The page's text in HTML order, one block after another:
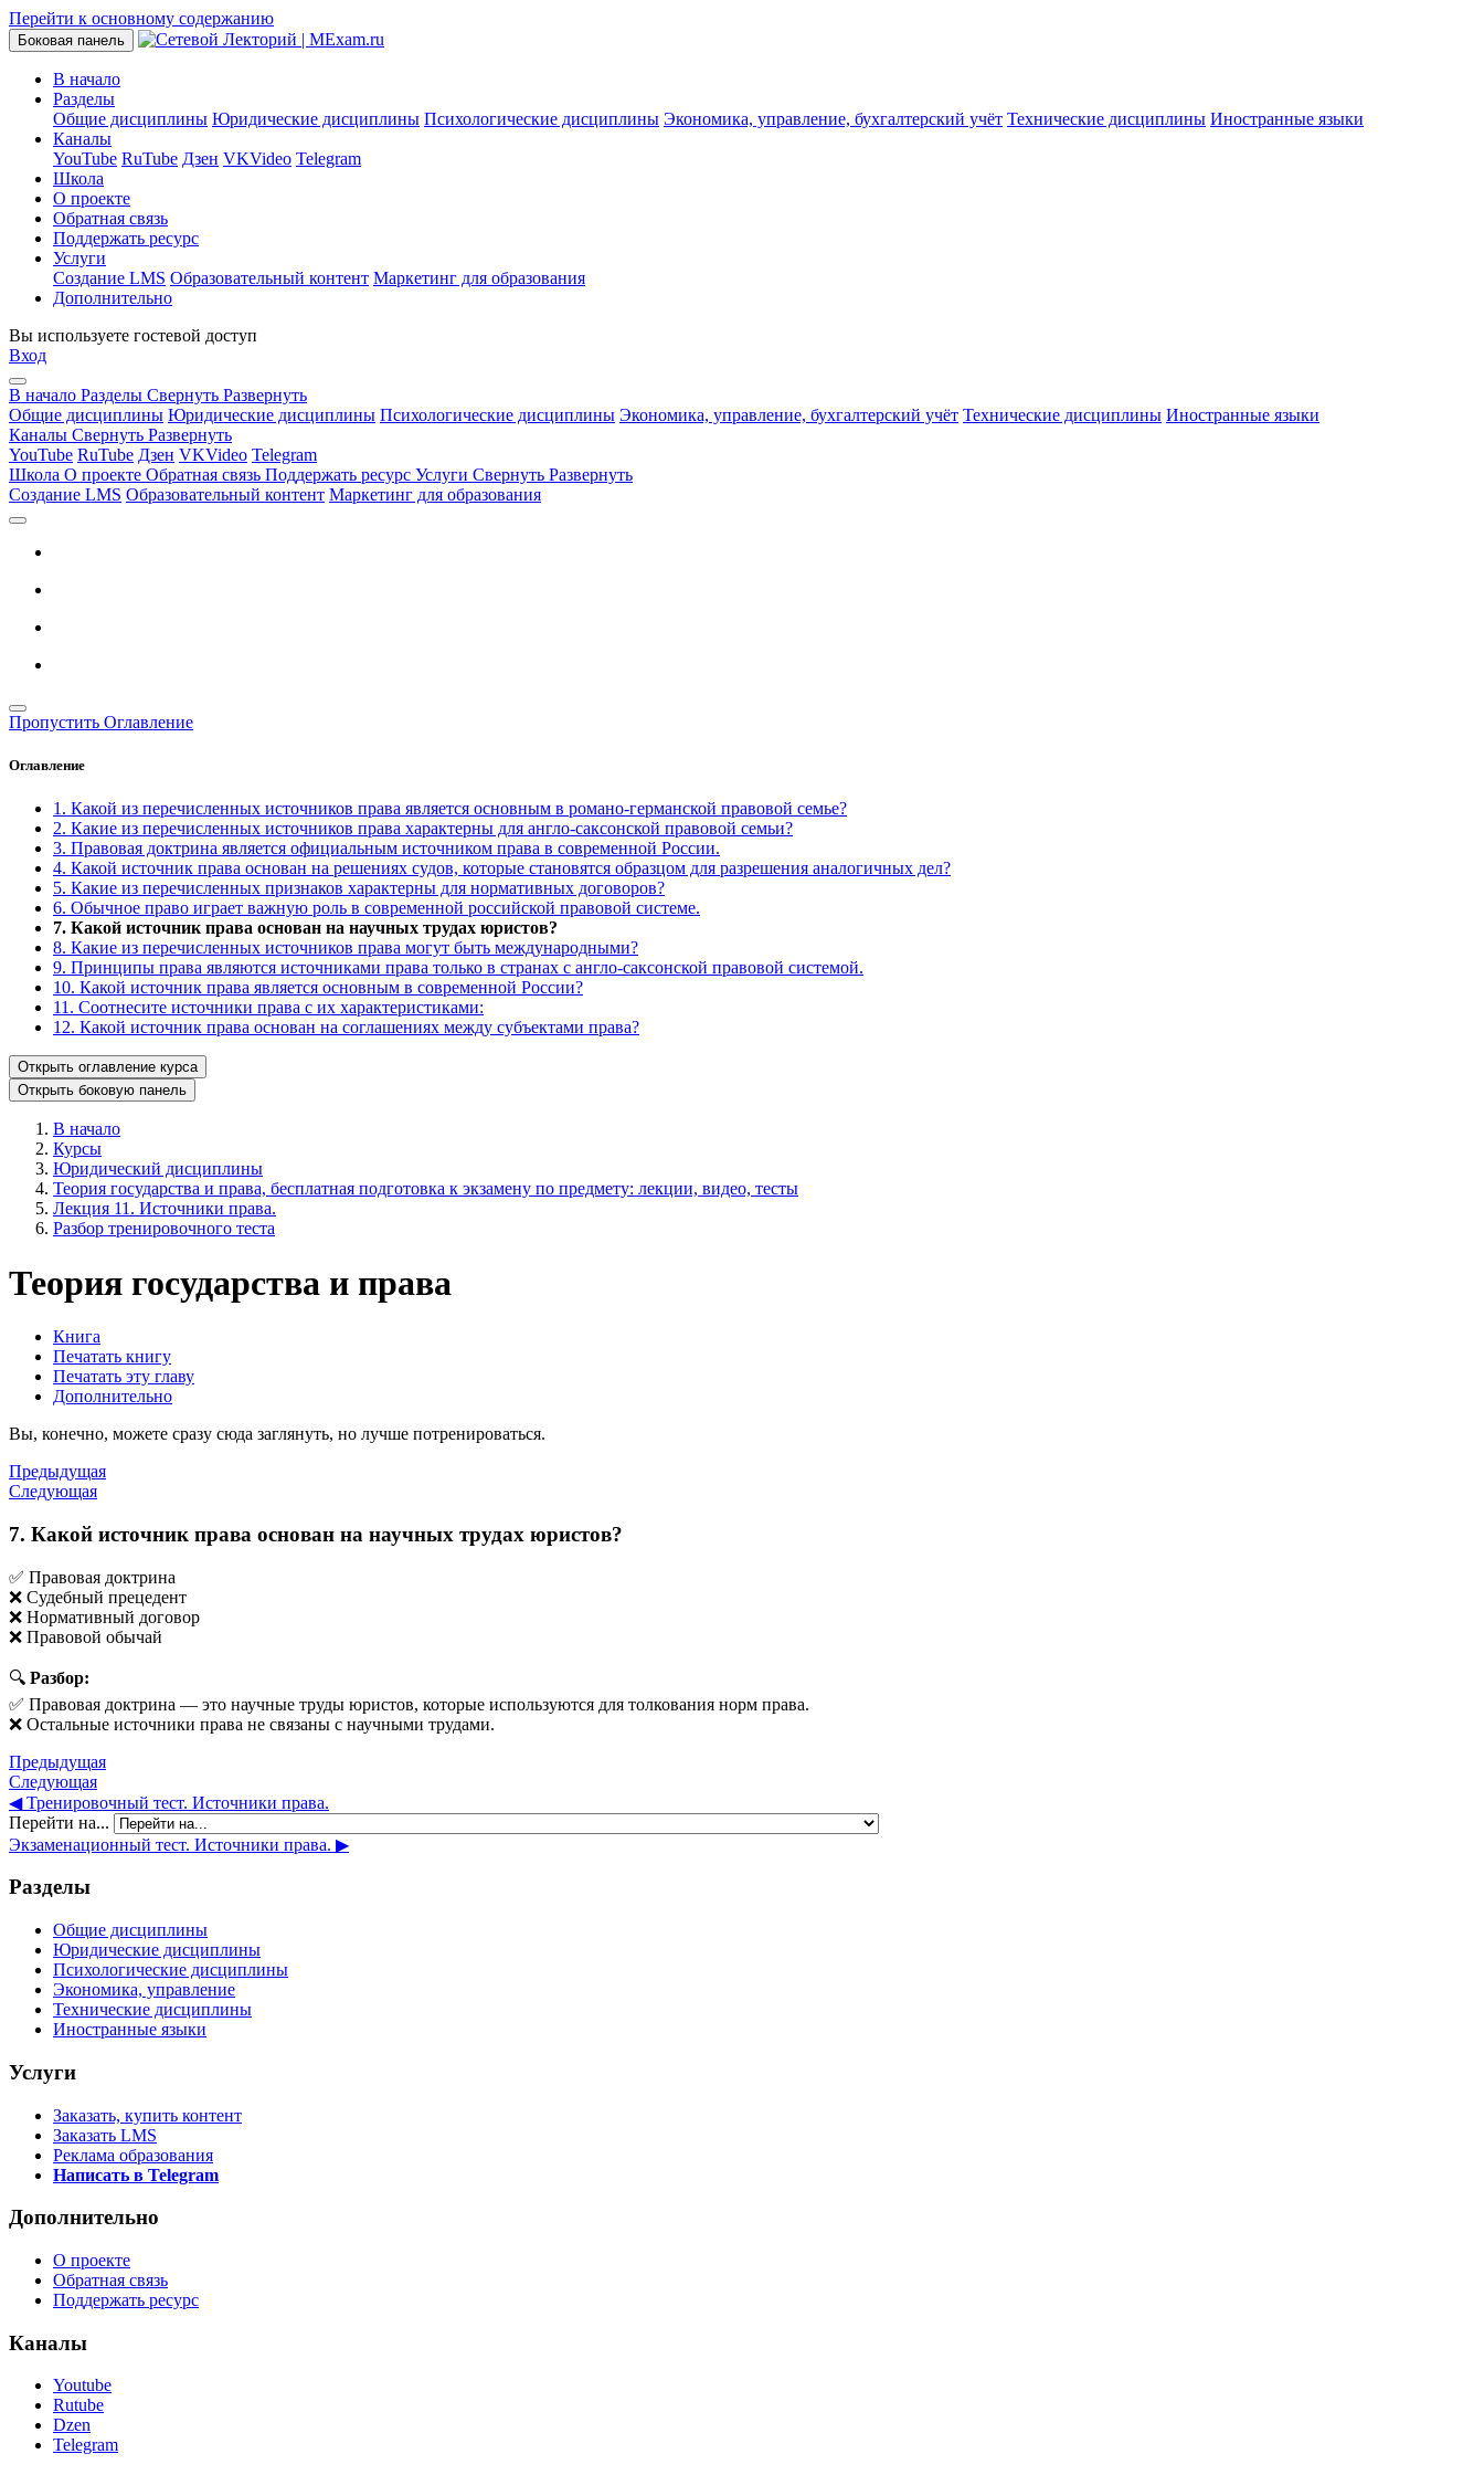
Перейти к основному содержанию
Боковая панель
В начало
Разделы
Общие дисциплины Юридические дисциплины Психологические дисциплины Экономика, управление, бухгалтерский учёт Технические дисциплины Иностранные языки
Каналы
YouTube RuTube Дзен VKVideo Telegram
Школа
О проекте
Обратная связь
Поддержать ресурс
Услуги
Создание LMS Образовательный контент Маркетинг для образования
Дополнительно
Вы используете гостевой доступ
Вход
В начало Разделы Свернуть Развернуть
Общие дисциплины Юридические дисциплины Психологические дисциплины Экономика, управление, бухгалтерский учёт Технические дисциплины Иностранные языки
Каналы Свернуть Развернуть
YouTube RuTube Дзен VKVideo Telegram
Школа О проекте Обратная связь Поддержать ресурс Услуги Свернуть Развернуть
Создание LMS Образовательный контент Маркетинг для образования
Пропустить Оглавление
Оглавление
1. Какой из перечисленных источников права является основным в романо-германской правовой семье?
2. Какие из перечисленных источников права характерны для англо-саксонской правовой семьи?
3. Правовая доктрина является официальным источником права в современной России.
4. Какой источник права основан на решениях судов, которые становятся образцом для разрешения аналогичных дел?
5. Какие из перечисленных признаков характерны для нормативных договоров?
6. Обычное право играет важную роль в современной российской правовой системе.
7. Какой источник права основан на научных трудах юристов?
8. Какие из перечисленных источников права могут быть международными?
9. Принципы права являются источниками права только в странах с англо-саксонской правовой системой.
10. Какой источник права является основным в современной России?
11. Соотнесите источники права с их характеристиками:
12. Какой источник права основан на соглашениях между субъектами права?
Открыть оглавление курса
Открыть боковую панель
В начало
Курсы
Юридический дисциплины
Теория государства и права, бесплатная подготовка к экзамену по предмету: лекции, видео, тесты
Лекция 11. Источники права.
Разбор тренировочного теста
Теория государства и права
Книга
Печатать книгу
Печатать эту главу
Дополнительно
Вы, конечно, можете сразу сюда заглянуть, но лучше потренироваться.
Предыдущая
Следующая
7. Какой источник права основан на научных трудах юристов?
✅ Правовая доктрина
❌ Судебный прецедент
❌ Нормативный договор
❌ Правовой обычай
🔍 Разбор:
✅ Правовая доктрина — это научные труды юристов, которые используются для толкования норм права.
❌ Остальные источники права не связаны с научными трудами.
Предыдущая
Следующая
◀︎ Тренировочный тест. Источники права.
Перейти на...
Экзаменационный тест. Источники права. ▶︎
Разделы
Общие дисциплины
Юридические дисциплины
Психологические дисциплины
Экономика, управление
Технические дисциплины
Иностранные языки
Услуги
Заказать, купить контент
Заказать LMS
Реклама образования
Написать в Telegram
Дополнительно
О проекте
Обратная связь
Поддержать ресурс
Каналы
Youtube
Rutube
Dzen
Telegram